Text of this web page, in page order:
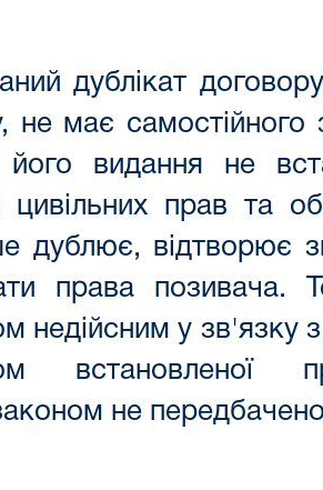
дублікат
не має
його видання не
цивільних прав та
дублює, відтворює
права позивача.
недійсним у зв'язку
встановленої
не